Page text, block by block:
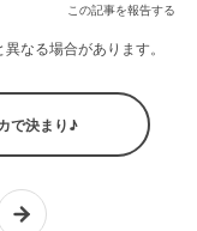
この記事を報告する
なる場合があります。
で決まり♪